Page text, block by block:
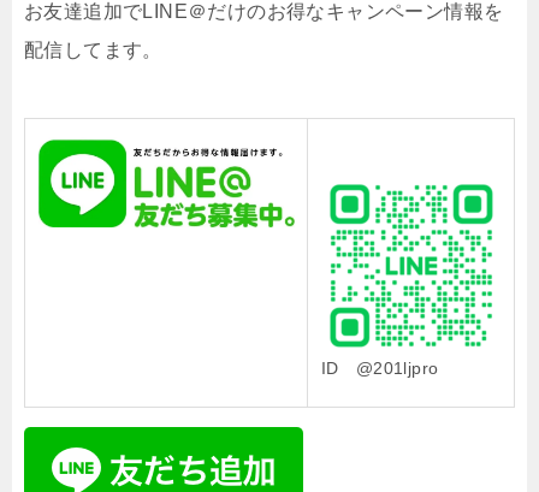
お友達追加でLINE＠だけのお得なキャンペーン情報を
配信してます。
ID @201ljpro